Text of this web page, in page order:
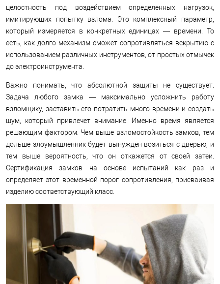
целостность под воздействием определенных нагрузок,
имитирующих попытку взлома. Это комплексный параметр,
который измеряется в конкретных единицах — времени. То
есть, как долго механизм сможет сопротивляться вскрытию с
использованием различных инструментов, от простых отмычек
до электроинструмента.
Важно понимать, что абсолютной защиты не существует.
Задача любого замка — максимально усложнить работу
взломщику, заставить его потратить много времени и создать
шум, который привлечет внимание. Именно время является
решающим фактором. Чем выше взломостойкость замков, тем
дольше злоумышленник будет вынужден возиться с дверью, и
тем выше вероятность, что он откажется от своей затеи.
Сертификация замков на основе испытаний как раз и
определяет этот временной порог сопротивления, присваивая
изделию соответствующий класс.